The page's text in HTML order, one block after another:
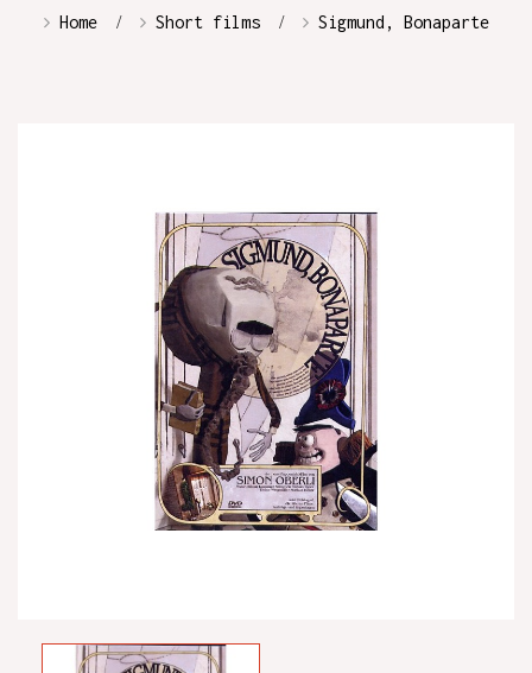
Home Short films Sigmund, Bonaparte